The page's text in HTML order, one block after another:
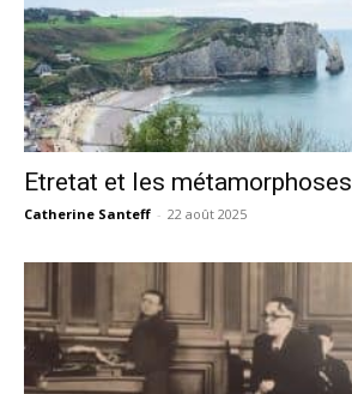
Etretat et les métamorphoses
Catherine Santeff - 22 août 2025